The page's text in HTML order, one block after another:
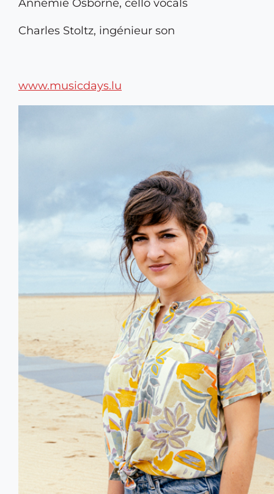
Annemie Osborne, cello vocals
Charles Stoltz, ingénieur son
www.musicdays.lu